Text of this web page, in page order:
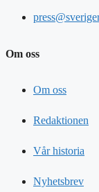
Om oss
Om oss
Redaktionen
Vår historia
Nyhetsbrev